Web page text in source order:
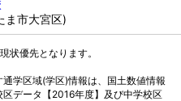
ま市大宮区)
状優先となります。
学区域(学区)情報は、国土数値情報
データ【2016年度】及び中学校区